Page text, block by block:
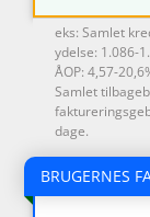
eks: Samlet
ydelse: 1.086-
ÅOP: 4,57-
Samlet
dage.
BRUGERNES